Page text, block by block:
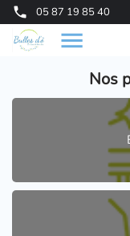
05 87 19 85 40
Nos